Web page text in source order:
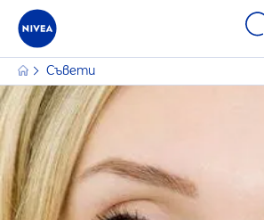
Съвети
ФИЛТРИ
ОСНОВНА КАТЕГОРИЯ
Коса
Лице